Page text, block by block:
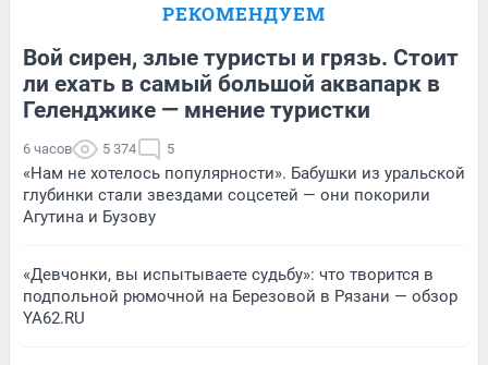
РЕКОМЕНДУЕМ
Вой сирен, злые туристы и грязь. Стоит
ли ехать в самый большой аквапарк в
Геленджике — мнение туристки
6 часов 5 374 5
«Нам не хотелось популярности». Бабушки из уральской
глубинки стали звездами соцсетей — они покорили
Агутина и Бузову
«Девчонки, вы испытываете судьбу»: что творится в
подпольной рюмочной на Березовой в Рязани — обзор
YA62.RU